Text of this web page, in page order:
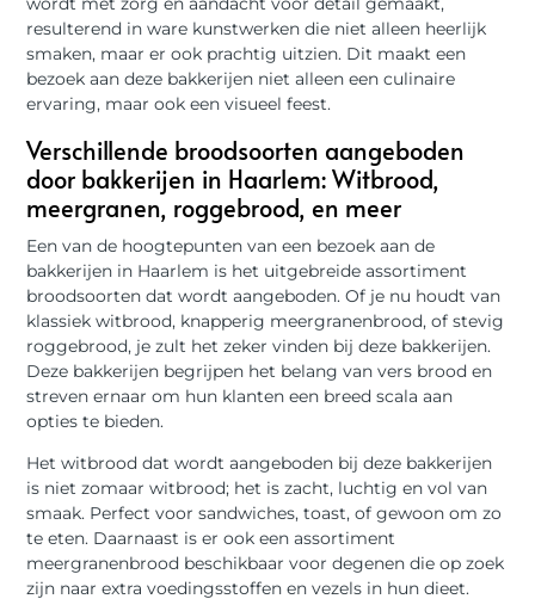
resulterend in ware kunstwerken die niet alleen heerlijk
smaken, maar er ook prachtig uitzien. Dit maakt een
bezoek aan deze bakkerijen niet alleen een culinaire
ervaring, maar ook een visueel feest.
Verschillende broodsoorten aangeboden
door bakkerijen in Haarlem: Witbrood,
meergranen, roggebrood, en meer
Een van de hoogtepunten van een bezoek aan de
bakkerijen in Haarlem is het uitgebreide assortiment
broodsoorten dat wordt aangeboden. Of je nu houdt van
klassiek witbrood, knapperig meergranenbrood, of stevig
roggebrood, je zult het zeker vinden bij deze bakkerijen.
Deze bakkerijen begrijpen het belang van vers brood en
streven ernaar om hun klanten een breed scala aan
opties te bieden.
Het witbrood dat wordt aangeboden bij deze bakkerijen
is niet zomaar witbrood; het is zacht, luchtig en vol van
smaak. Perfect voor sandwiches, toast, of gewoon om zo
te eten. Daarnaast is er ook een assortiment
meergranenbrood beschikbaar voor degenen die op zoek
zijn naar extra voedingsstoffen en vezels in hun dieet.